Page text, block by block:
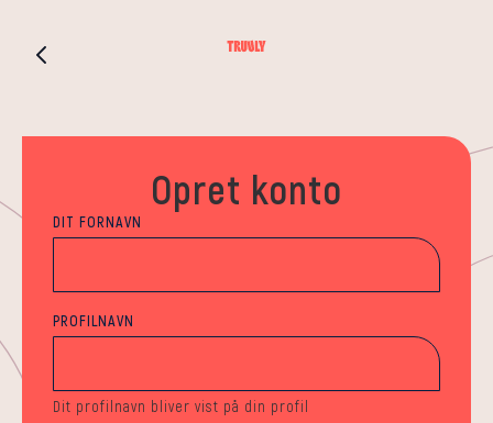
Opret konto
DIT FORNAVN
PROFILNAVN
Dit profilnavn bliver vist på din profil